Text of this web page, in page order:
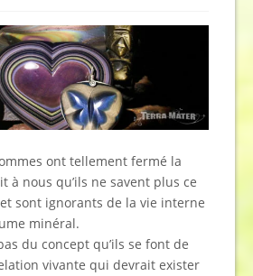
ont tellement fermé la
à nous qu’ils ne savent plus ce
sont ignorants de la vie interne
minéral.
du concept qu’ils se font de
vivante qui devrait exister